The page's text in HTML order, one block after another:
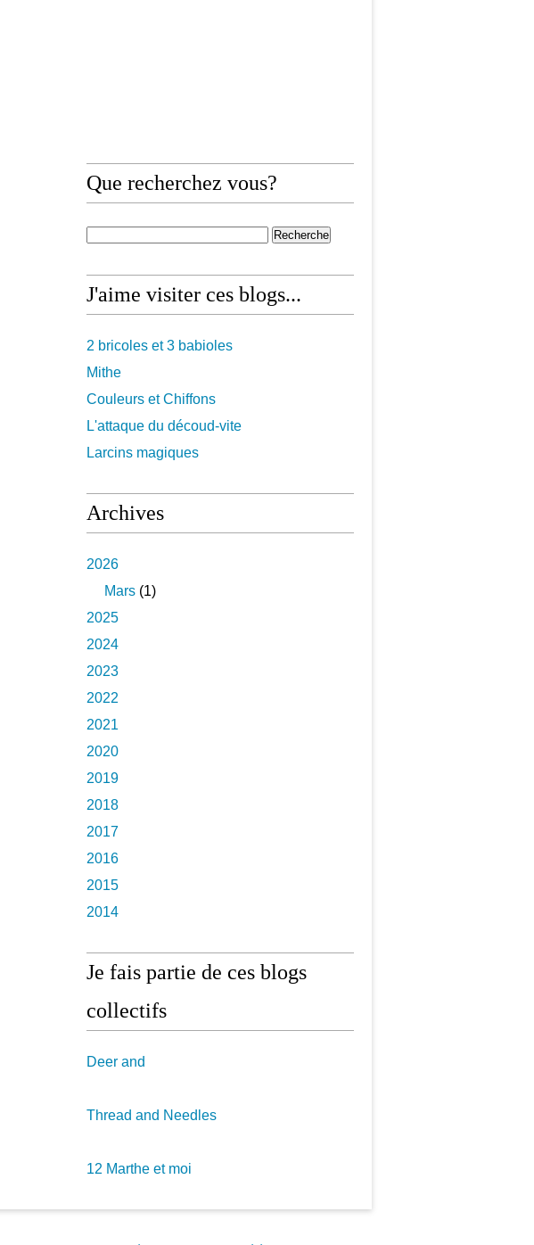
Que recherchez vous?
J'aime visiter ces blogs...
2 bricoles et 3 babioles
Mithe
Couleurs et Chiffons
L'attaque du découd-vite
Larcins magiques
Archives
2026
Mars (1)
2025
2024
2023
2022
2021
2020
2019
2018
2017
2016
2015
2014
Je fais partie de ces blogs
collectifs
Deer and
Thread and Needles
12 Marthe et moi